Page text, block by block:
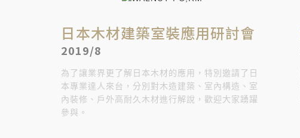
日本木材建築室裝應用研討會
2019/8
為了讓業界更了解日本木材的應用，特別邀請了日
本專業達人來台，分別對木造建築、室內構造、室
內裝修、戶外高耐久木材進行解說，歡迎大家踴躍
參與。